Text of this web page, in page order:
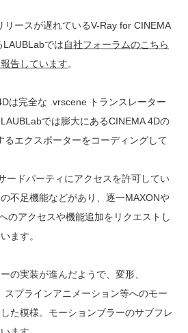
リースが遅れているV-Ray for CINEMA
では自社フォーラムのこちら
告しています。
は完全な .vrscene トランスレーター
では膨大にあるCINEMA 4Dの
エクスポーターをコーディングして
ードパーティにアクセスを許可してい
不足機能などがあり、逐一MAXONや
のアクセスや機能追加をリクエストし
ます。
の実装が進んだようで、変形、
スプラインアニメーション等へのモー
た模様。モーションブラーのサブフレ